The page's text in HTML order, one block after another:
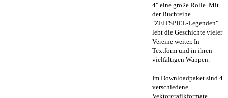
4" eine große Rolle. Mit
der Buchreihe
"ZEITSPIEL-Legenden"
lebt die Geschichte vieler
Vereine weiter. In
Textform und in ihren
vielfältigen Wappen.
Im Downloadpaket sind 4
verschiedene
Vektorgrafikformate